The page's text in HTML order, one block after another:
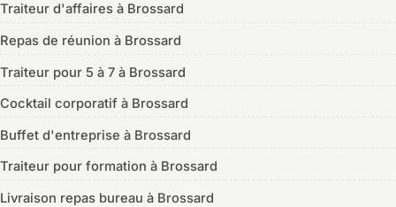
Traiteur d'affaires à Brossard
Repas de réunion à Brossard
Traiteur pour 5 à 7 à Brossard
Cocktail corporatif à Brossard
Buffet d'entreprise à Brossard
Traiteur pour formation à Brossard
Livraison repas bureau à Brossard